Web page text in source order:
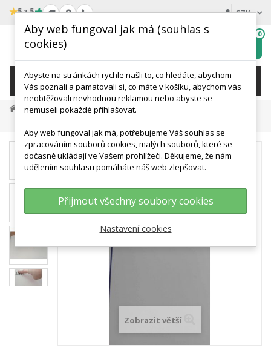
★5 z 5 CZK
wishlist
0
KATEGORIE
Výprodej
Zobrazit větší
Aby web fungoval jak má (souhlas s
cookies)
Abyste na stránkách rychle našli to, co hledáte, abychom
Vás poznali a pamatovali si, co máte v košíku, abychom vás
neobtěžovali nevhodnou reklamou nebo abyste se
nemuseli pokaždé přihlašovat.
Aby web fungoval jak má, potřebujeme Váš souhlas se
zpracováním souborů cookies, malých souborů, které se
dočasně ukládají ve Vašem prohlížeči. Děkujeme, že nám
udělením souhlasu pomáháte náš web zlepšovat.
Přijmout všechny soubory cookies
Nastavení cookies